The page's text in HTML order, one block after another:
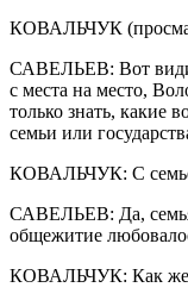
КОВАЛЬЧУК
САВЕЛЬЕВ: Вот
с места на место,
только знать, какие
семьи или
КОВАЛЬЧУК: С
САВЕЛЬЕВ: Да,
общежитие
КОВАЛЬЧУК: Как